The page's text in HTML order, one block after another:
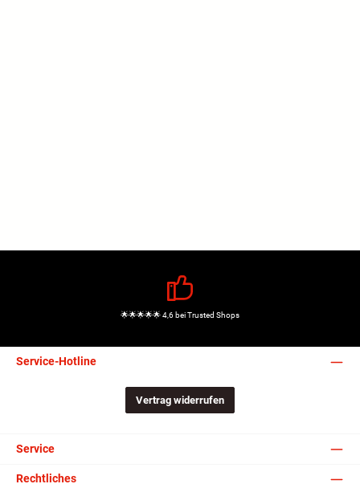
🌟🌟🌟🌟🌟 4,6 bei Trusted Shops
Service-Hotline
Vertrag widerrufen
Service
Rechtliches